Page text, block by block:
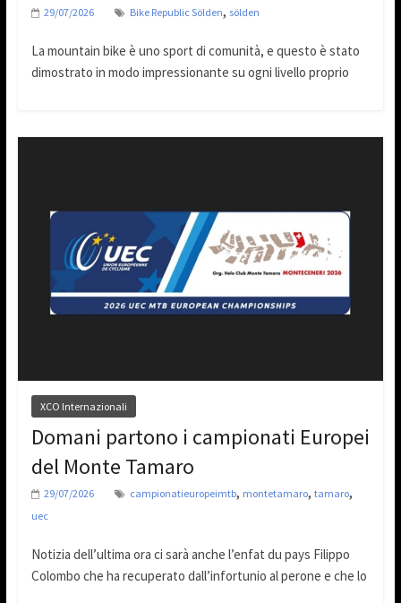
29/07/2026 Bike Republic Sölden, sölden
La mountain bike è uno sport di comunità, e questo è stato
dimostrato in modo impressionante su ogni livello proprio
XCO Internazionali
Domani partono i campionati Europei
del Monte Tamaro
29/07/2026 campionatieuropeimtb, montetamaro, tamaro,
uec
Notizia dell’ultima ora ci sarà anche l’enfat du pays Filippo
Colombo che ha recuperato dall’infortunio al perone e che lo